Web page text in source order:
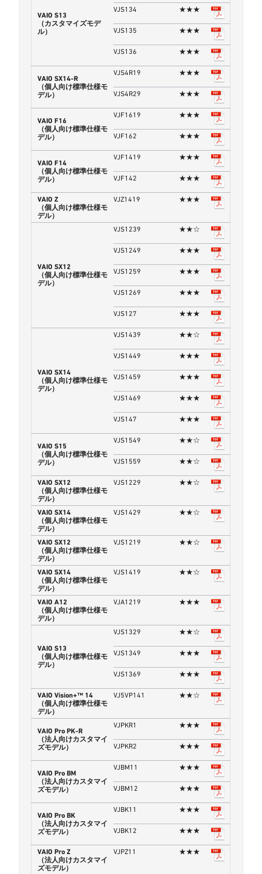
VAIO S13
（カスタマイズモデ
ル）
VJS134 ★★★
VJS135 ★★★
VJS136 ★★★
VAIO SX14-R
（個人向け標準仕様モ
デル）
VJS4R19 ★★★
VJS4R29 ★★★
VAIO F16
（個人向け標準仕様モ
デル）
VJF1619 ★★★
VJF162 ★★★
VAIO F14
（個人向け標準仕様モ
デル）
VJF1419 ★★★
VJF142 ★★★
VAIO Z
（個人向け標準仕様モ
デル）
VJZ1419 ★★★
VAIO SX12
（個人向け標準仕様モ
デル）
VJS1239 ★★☆
VJS1249 ★★★
VJS1259 ★★★
VJS1269 ★★★
VJS127 ★★★
VAIO SX14
（個人向け標準仕様モ
デル）
VJS1439 ★★☆
VJS1449 ★★★
VJS1459 ★★★
VJS1469 ★★★
VJS147 ★★★
VAIO S15
（個人向け標準仕様モ
デル）
VJS1549 ★★☆
VJS1559 ★★☆
VAIO SX12
（個人向け標準仕様モ
デル）
VJS1229 ★★☆
VAIO SX14
（個人向け標準仕様モ
デル）
VJS1429 ★★☆
VAIO SX12
（個人向け標準仕様モ
デル）
VJS1219 ★★☆
VAIO SX14
（個人向け標準仕様モ
デル）
VJS1419 ★★☆
VAIO A12
（個人向け標準仕様モ
デル）
VJA1219 ★★★
VAIO S13
（個人向け標準仕様モ
デル）
VJS1329 ★★☆
VJS1349 ★★★
VJS1369 ★★★
VAIO Vision+™ 14
（個人向け標準仕様モ
デル）
VJ5VP141 ★★☆
VAIO Pro PK-R
（法人向けカスタマイ
ズモデル）
VJPKR1 ★★★
VJPKR2 ★★★
VAIO Pro BM
（法人向けカスタマイ
ズモデル）
VJBM11 ★★★
VJBM12 ★★★
VAIO Pro BK
（法人向けカスタマイ
ズモデル）
VJBK11 ★★★
VJBK12 ★★★
VAIO Pro Z
（法人向けカスタマイ
ズモデル）
VJPZ11 ★★★